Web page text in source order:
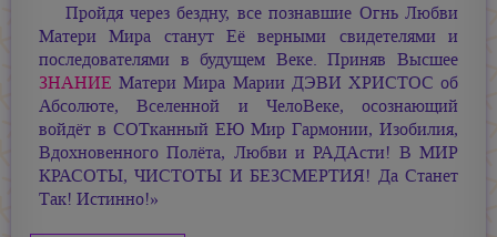
Пройдя через бездну, все познавшие Огнь Любви
Матери Мира станут Её верными свидетелями и
последователями в будущем Веке. Приняв Высшее
ЗНАНИЕ Матери Мира Марии ДЭВИ ХРИСТОС об
Абсолюте, Вселенной и ЧелоВеке, осознающий
войдёт в СОТканный ЕЮ Мир Гармонии, Изобилия,
Вдохновенного Полёта, Любви и РАДАсти! В МИР
КРАСОТЫ, ЧИСТОТЫ И БЕЗСМЕРТИЯ! Да Станет
Так! Истинно!»